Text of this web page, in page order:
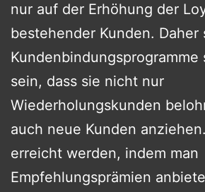
nur auf der Erhöhung der
bestehender Kunden. Daher
sein, dass sie nicht nur
Wiederholungskunden
auch neue Kunden
erreicht werden, indem man
Empfehlungsprämien